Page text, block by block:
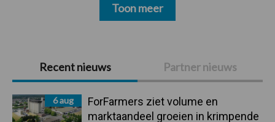
Primaire
Sidebar
Recent nieuws Partner nieuws
6 aug
ForFarmers ziet volume en
marktaandeel groeien in krimpende
Toon meer